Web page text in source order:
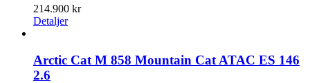
214.900 kr
Detaljer
Arctic Cat M 858 Mountain Cat ATAC ES 146
2.6